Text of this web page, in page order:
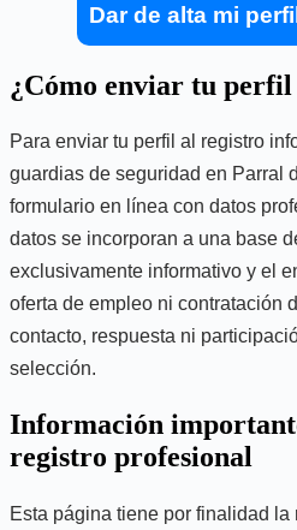
Dar de alta mi
¿Cómo enviar tu perfil
Para enviar tu perfil al registro
guardias de seguridad en Parral
formulario en línea con datos
datos se incorporan a una base
exclusivamente informativo y el
oferta de empleo ni contratación
contacto, respuesta ni
selección.
Información
registro profesional
Esta página tiene por finalidad